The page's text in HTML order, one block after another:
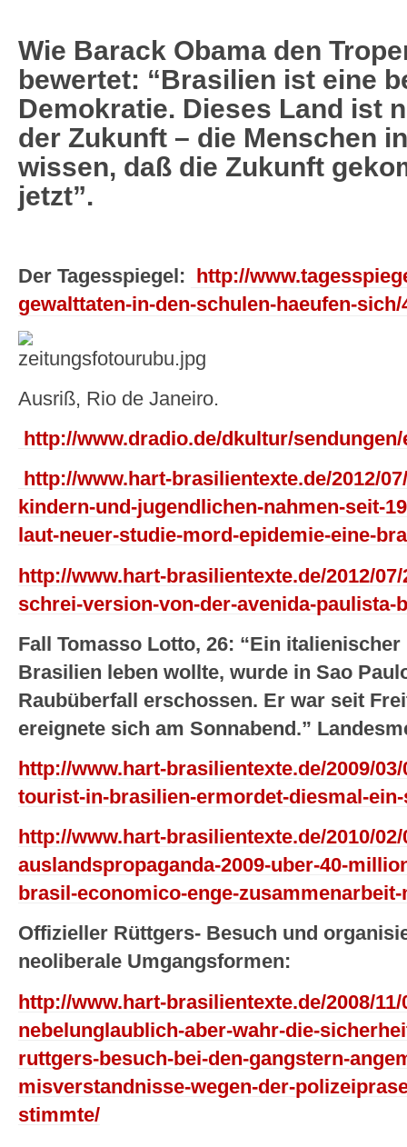
Wie Barack Obama den
bewertet: “Brasilien ist eine
Demokratie. Dieses Land ist
der Zukunft – die Menschen
wissen, daß die Zukunft
jetzt”.
Der Tagesspiegel:
http://
gewalttaten-in-den-schulen-haeufen-sich/
Ausriß, Rio de Janeiro.
http://www.dradio.de/dkultur/sendungen/
http://www.hart-brasilientexte.de/2012/
kindern-und-jugendlichen-nahmen-seit-
laut-neuer-studie-mord-epidemie-eine-
http://www.hart-brasilientexte.de/2012/
schrei-version-von-der-avenida-paulista-
Fall Tomasso Lotto, 26: “Ein
Brasilien leben wollte, wurde in Sao
Raubüberfall erschossen. Er war seit
ereignete sich am Sonnabend.”
http://www.hart-brasilientexte.de/2009/
tourist-in-brasilien-ermordet-diesmal-
http://www.hart-brasilientexte.de/2010/
auslandspropaganda-2009-uber-40-
brasil-economico-enge-
Offizieller Rüttgers- Besuch und
neoliberale Umgangsformen:
http://www.hart-brasilientexte.de/2008/
nebelunglaublich-aber-wahr-die-
ruttgers-besuch-bei-den-gangstern-
misverstandnisse-wegen-der-
stimmte/